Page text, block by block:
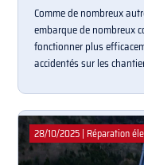
Comme de nombreux
embarque de nombreux
fonctionner plus
accidentés sur les
28/10/2025 | Réparation